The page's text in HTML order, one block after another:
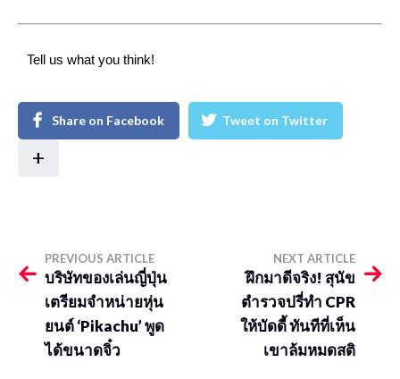
Tell us what you think!
Share on Facebook Tweet on Twitter
+
PREVIOUS ARTICLE
บริษัทของเล่นญี่ปุ่น
เตรียมจำหน่ายหุ่น
ยนต์ ‘Pikachu’ พูด
ได้ขนาดจิ๋ว
NEXT ARTICLE
ฝึกมาดีจริง! สุนัข
ตำรวจปรี่ทำ CPR
ให้บัดดี้ ทันทีที่เห็น
เขาล้มหมดสติ